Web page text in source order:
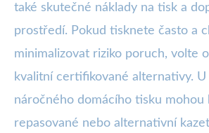
také skutečné náklady na tisk a
prostředí. Pokud tisknete často a
minimalizovat riziko poruch, volte
kvalitní certifikované alternativy. U
náročného domácího tisku mohou
repasované nebo alternativní